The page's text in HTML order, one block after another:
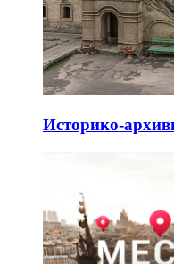
Историко-